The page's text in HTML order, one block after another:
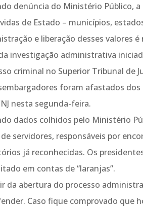
denúncia do Ministério Público,
de Estado – municípios,
e liberação desses valores
investigação administrativa
criminal no Superior Tribunal de
foram afastados
nesta segunda-feira.
dados colhidos pelo Ministério
servidores, responsáveis por
já reconhecidas. Os
em contas de “laranjas”.
da abertura do processo
Caso fique comprovado que